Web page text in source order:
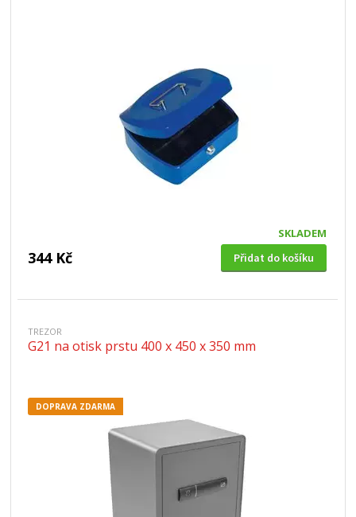
SKLADEM
344 Kč Přidat do košíku
TREZOR
G21 na otisk prstu 400 x 450 x 350 mm
DOPRAVA ZDARMA